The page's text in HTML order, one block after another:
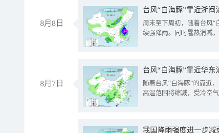
8月8日
台风“白海豚”靠近浙
周末至下周初，随着台风“
续强降雨。同时暑热消减
8月7日
台风“白海豚”靠近华
随着台风“白海豚”的靠近
高温范围将缩减，受冷空